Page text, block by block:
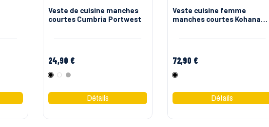
Veste de cuisine manches
courtes Cumbria Portwest
24,90 €
NoirBlancGris
Veste cuisine femme
manches courtes Kohana
72,90 €
Noir